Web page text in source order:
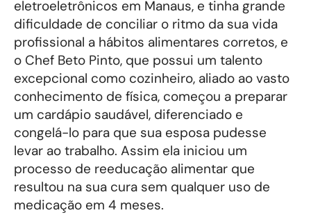
eletroeletrônicos em Manaus, e tinha grande
dificuldade de conciliar o ritmo da sua vida
profissional a hábitos alimentares corretos, e
o Chef Beto Pinto, que possui um talento
excepcional como cozinheiro, aliado ao vasto
conhecimento de física, começou a preparar
um cardápio saudável, diferenciado e
congelá-lo para que sua esposa pudesse
levar ao trabalho. Assim ela iniciou um
processo de reeducação alimentar que
resultou na sua cura sem qualquer uso de
medicação em 4 meses.